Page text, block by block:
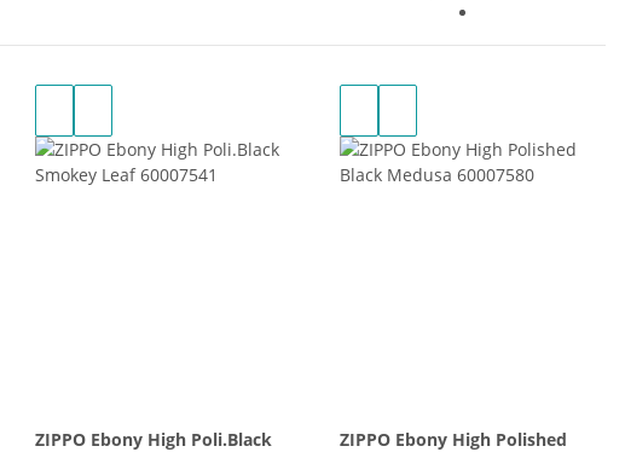
ZIPPO Ebony High Poli.Black
ZIPPO Ebony High Polished